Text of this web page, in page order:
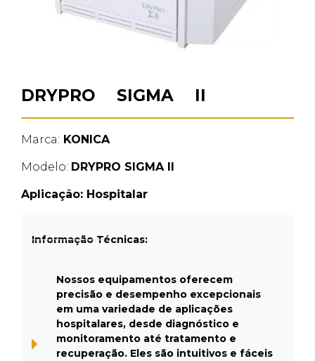
DRYPRO SIGMA II
Marca: KONICA
Modelo: DRYPRO SIGMA II
Aplicação: Hospitalar
Informação Técnicas:
Nossos equipamentos oferecem
precisão e desempenho excepcionais
em uma variedade de aplicações
hospitalares, desde diagnóstico e
monitoramento até tratamento e
recuperação. Eles são intuitivos e fáceis